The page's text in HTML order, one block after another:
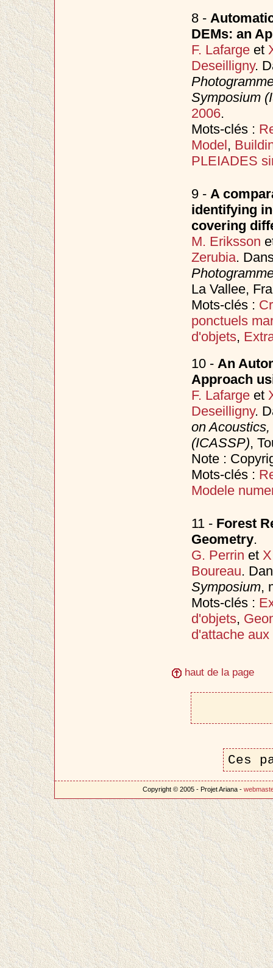
8 -
DEMs: an
F. Lafargeet
Deseilligny.
Symposium
2006.
Mots-clés :
Model ,
PLEIADES
9 - A
identifying
covering
M. Eriksson
Zerubia.
La Vallee,
Mots-clés :
ponctuels
d'objets,
10 - An
Approach
F. Lafargeet
Deseilligny.
on
(ICASSP),
Note :
Mots-clés :
Modele
11 - Forest
Geometry.
G. Perrin et
Boureau.
Symposium,
Mots-clés :
d'objets,
d'attache
haut de la page
Ces
Copyright © 2005 - Projet Ariana -